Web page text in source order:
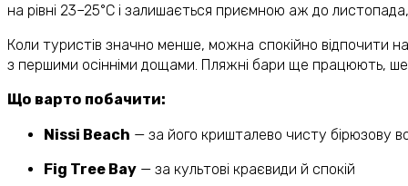
на рівні 23–25°C і залишається приємною аж до
Коли туристів значно менше, можна спокійно відпочити
з першими осінніми дощами. Пляжні бари ще працюють,
Що варто побачити:
Nissi Beach — за його кришталево чисту бірюзову
Fig Tree Bay — за культові краєвиди й спокій